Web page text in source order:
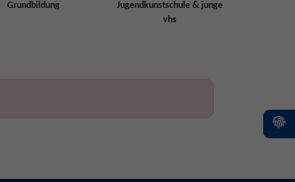
Grundbildung
Jugendkunstschule & junge
vhs